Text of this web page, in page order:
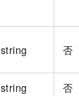
string 否
string 否